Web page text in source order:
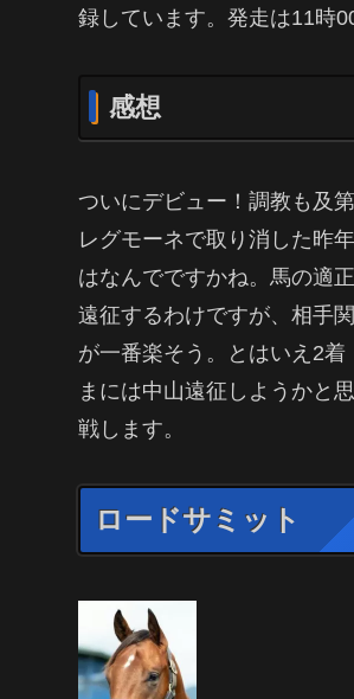
録しています。発走は11時
感想
ついにデビュー！調教も及
レグモーネで取り消した昨
はなんでですかね。馬の適
遠征するわけですが、相手
が一番楽そう。とはいえ2
まには中山遠征しようかと
戦します。
ロードサミット